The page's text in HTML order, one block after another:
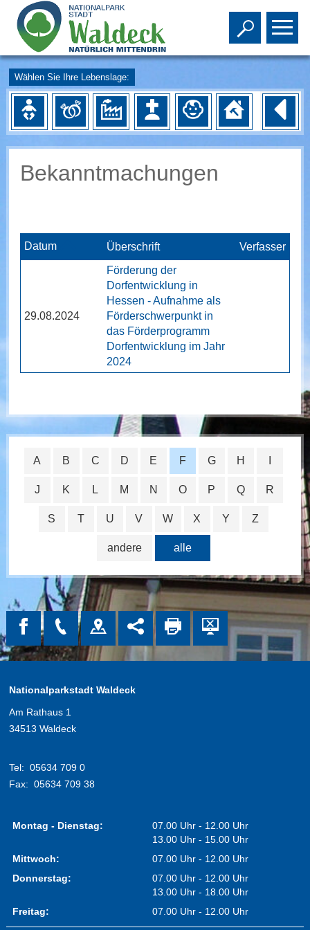
Toggle
Wählen Sie Ihre Lebenslage:
Bekanntmachungen
Datum Überschrift Verfasser
29.08.2024
Förderung der
Dorfentwicklung in
Hessen - Aufnahme als
Förderschwerpunkt in
das Förderprogramm
Dorfentwicklung im Jahr
2024
alle
A B C D E F G H
J K L M N O P Q R
S T U V W X Y Z
andere
Nationalparkstadt Waldeck
Am Rathaus 1
34513 Waldeck
Tel: 05634 709 0
Fax: 05634 709 38
Montag - Dienstag:
07.00 Uhr - 12.00 Uhr
13.00 Uhr - 15.00 Uhr
Mittwoch:
07.00 Uhr - 12.00 Uhr
Donnerstag:
07.00 Uhr - 12.00 Uhr
13.00 Uhr - 18.00 Uhr
Freitag:
07.00 Uhr - 12.00 Uhr